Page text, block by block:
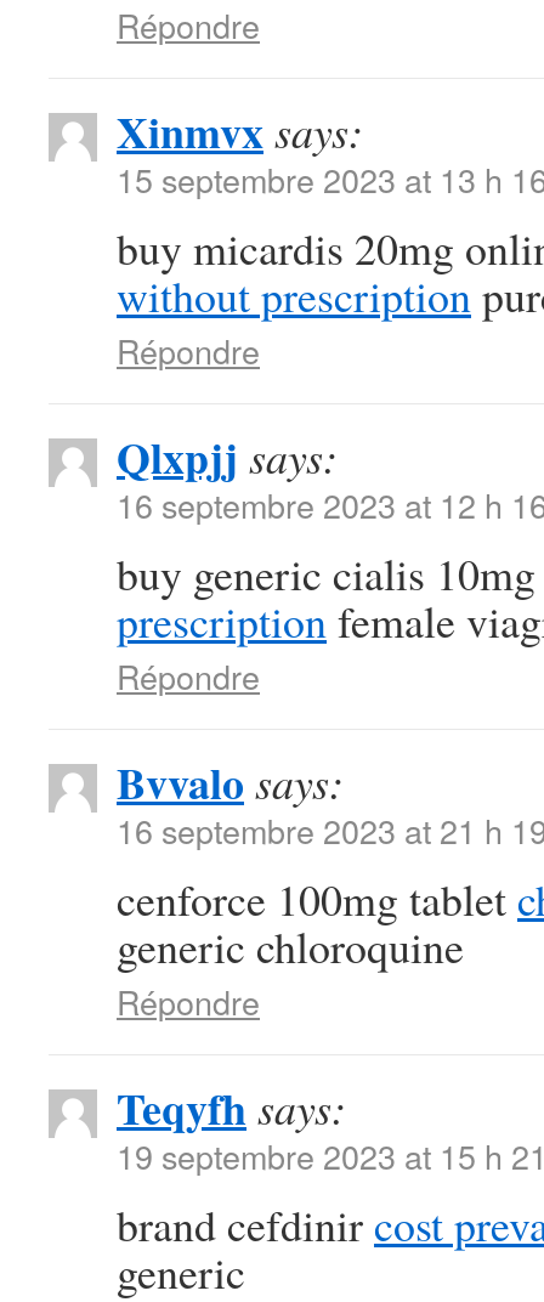
Répondre
Xinmvxsays:
15 septembre 2023 at 13 h
buy micardis 20mg
without prescription
Répondre
Qlxpjj says:
16 septembre 2023 at 12 h
buy generic cialis
prescriptionfemale
Répondre
Bvvalo says:
16 septembre 2023 at 21 h
cenforce 100mg tablet
generic chloroquine
Répondre
Teqyfhsays:
19 septembre 2023 at 15 h
brand cefdinir cost
generic